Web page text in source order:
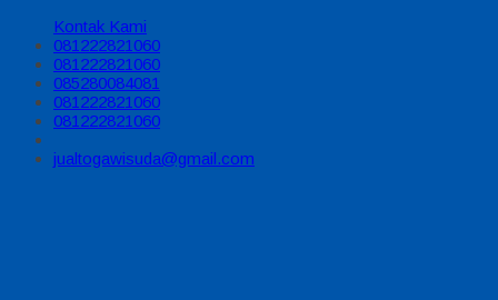
Kontak Kami
081222821060
081222821060
085280084081
081222821060
081222821060
jualtogawisuda@gmail.com